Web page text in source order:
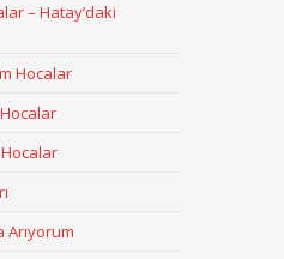
– Hatay’daki
Hocalar
Arıyorum